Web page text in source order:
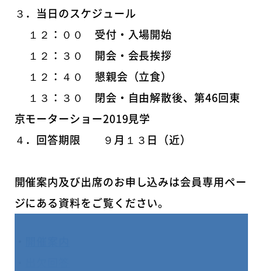
３．当日のスケジュール
１２：００ 受付・入場開始
１２：３０ 開会・会長挨拶
１２：４０ 懇親会（立食）
１３：３０ 閉会・自由解散後、第46回東
京モーターショー2019見学
４．回答期限 ９月１３日（近）
開催案内及び出席のお申し込みは会員専用ペー
ジにある資料をご覧ください。